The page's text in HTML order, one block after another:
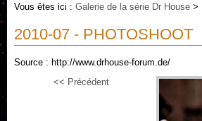
Vous êtes ici : Galerie de la série Dr House >
2010-07 - PHOTOSHOOT
Source : http://www.drhouse-forum.de/
<< Précédent